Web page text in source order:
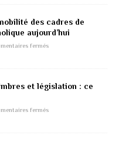
des cadres de
aujourd’hui
fermés
et législation : ce
fermés